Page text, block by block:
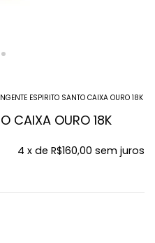
ESPIRITO SANTO CAIXA OURO 18K
CAIXA OURO 18K
4 x de R$160,00 sem juros